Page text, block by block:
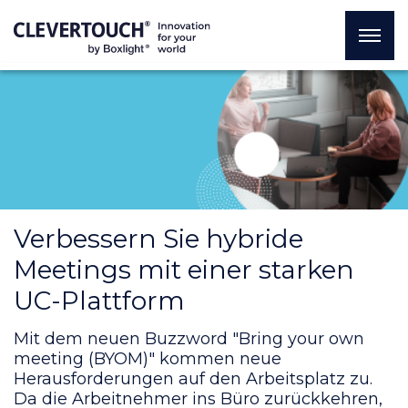
Verbessern Sie hybride
Meetings mit einer starken
UC-Plattform
Mit dem neuen Buzzword "Bring your own
meeting (BYOM)" kommen neue
Herausforderungen auf den Arbeitsplatz zu.
Da die Arbeitnehmer ins Büro zurückkehren,